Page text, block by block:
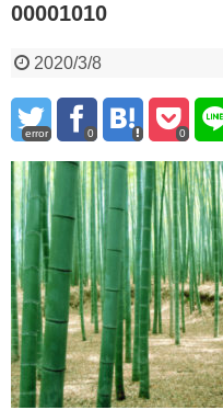
00001010
2020/3/8
error 0 0